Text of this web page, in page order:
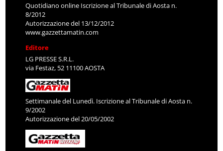
Quotidiano online Iscrizione al Tribunale di Aosta n.
8/2012
Autorizzazione del 13/12/2012
www.gazzettamatin.com
Editore
LG PRESSE S.R.L.
via Festaz, 52 11100 AOSTA
Settimanale del Lunedì. Iscrizione al Tribunale di Aosta n.
9/2002
Autorizzazione del 20/05/2002